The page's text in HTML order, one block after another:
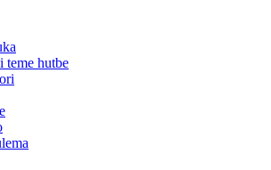
teme hutbe